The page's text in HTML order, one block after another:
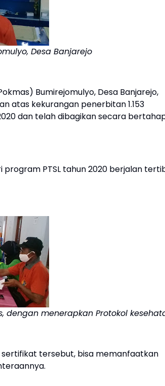
Desa Banjarejo
Bumirejomulyo, Desa Banjarejo,
atas kekurangan penerbitan 1.153
dan telah dibagikan secara
program PTSL tahun 2020 berjalan
dengan menerapkan Protokol
tersebut, bisa memanfaatkan